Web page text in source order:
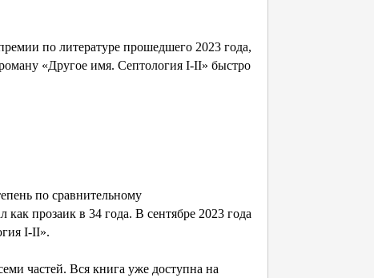
по литературе прошедшего 2023 года,
«Другое имя. Септология I-II» быстро
по сравнительному
прозаик в 34 года. В сентябре 2023 года
I-II».
частей. Вся книга уже доступна на